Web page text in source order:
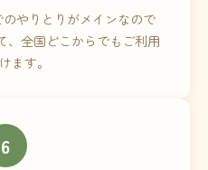
やりとりがメインなので
、全国どこからでもご利用
ます。
6